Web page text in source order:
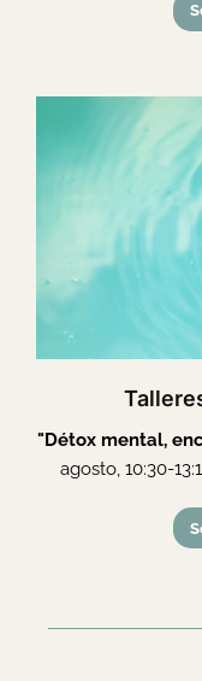
"Détox mental,
agosto, 10:30-